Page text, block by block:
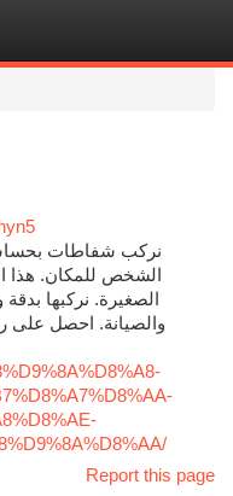
نركب شفاطات
الشخص للمكان. هذا
الصغيرة. نركبها
والصيانة. احصل على
Report this page